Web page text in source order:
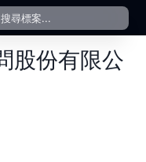
menu
股份有限公